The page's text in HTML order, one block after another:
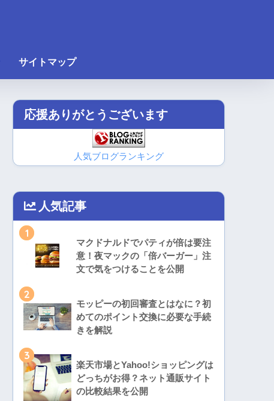
サイトマップ
応援ありがとうございます
人気ブログランキング
人気記事
1
マクドナルドでパティが倍は要注
意！夜マックの「倍バーガー」注
文で気をつけることを公開
2
モッピーの初回審査とはなに？初
めてのポイント交換に必要な手続
きを解説
3
楽天市場とYahoo!ショッピングは
どっちがお得？ネット通販サイト
の比較結果を公開